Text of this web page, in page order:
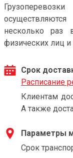
несколько
физических лиц
Срок
Расписание
Клиентам
А также
Параметры
Срок